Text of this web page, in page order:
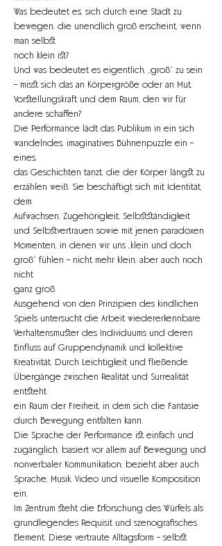
Was bedeutet es, sich durch eine Stadt zu
bewegen, die unendlich groß erscheint, wenn
man selbst
noch klein ist?
Und was bedeutet es eigentlich, „groß“ zu sein
– misst sich das an Körpergröße oder an Mut,
Vorstellungskraft und dem Raum, den wir für
andere schaffen?
Die Performance lädt das Publikum in ein sich
wandelndes, imaginatives Bühnenpuzzle ein –
eines,
das Geschichten tanzt, die der Körper längst zu
erzählen weiß. Sie beschäftigt sich mit Identität,
dem
Aufwachsen, Zugehörigkeit, Selbstständigkeit
und Selbstvertrauen sowie mit jenen paradoxen
Momenten, in denen wir uns „klein und doch
groß“ fühlen – nicht mehr klein, aber auch noch
nicht
ganz groß.
Ausgehend von den Prinzipien des kindlichen
Spiels untersucht die Arbeit wiedererkennbare
Verhaltensmuster des Individuums und deren
Einfluss auf Gruppendynamik und kollektive
Kreativität. Durch Leichtigkeit und fließende
Übergänge zwischen Realität und Surrealität
entsteht
ein Raum der Freiheit, in dem sich die Fantasie
durch Bewegung entfalten kann.
Die Sprache der Performance ist einfach und
zugänglich, basiert vor allem auf Bewegung und
nonverbaler Kommunikation, bezieht aber auch
Sprache, Musik, Video und visuelle Komposition
ein.
Im Zentrum steht die Erforschung des Würfels als
grundlegendes Requisit und szenografisches
Element. Diese vertraute Alltagsform – selbst